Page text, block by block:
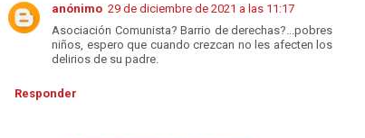
anónimo 29 de diciembre de 2021 a las 11:17
Asociación Comunista? Barrio de derechas?...pobres
niños, espero que cuando crezcan no les afecten los
delirios de su padre.
Responder